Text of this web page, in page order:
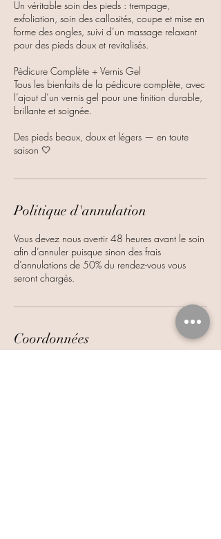
Un véritable soin des pieds : trempage,
exfoliation, soin des callosités, coupe et mise en
forme des ongles, suivi d’un massage relaxant
pour des pieds doux et revitalisés.
Pédicure Complète + Vernis Gel
Tous les bienfaits de la pédicure complète, avec
l’ajout d’un vernis gel pour une finition durable,
brillante et soignée.
Des pieds beaux, doux et légers — en toute
saison 🤍
Politique d'annulation
Vous devez nous avertir 48 heures avant le soin
afin d’annuler puisque sinon des frais
d’annulations de 50% du rendez-vous vous
seront chargés.
Coordonnées